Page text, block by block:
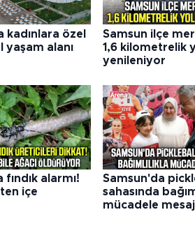
kadınlara özel
yaşam alanı
Samsun ilçe
1,6 kilometrelik
yenileniyor
alarmı!
içe
Samsun'da
sahasında
mücadele